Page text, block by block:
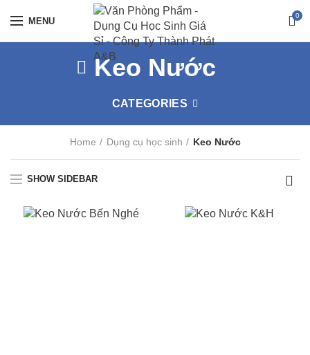
MENU 0
Keo Nước
CATEGORIES
Home Dụng cụ học sinh Keo Nước
SHOW SIDEBAR